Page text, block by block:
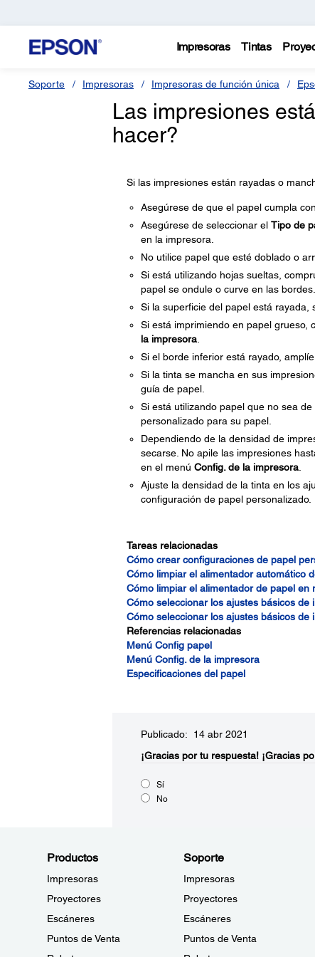
Impresoras Tintas
Soporte Impresoras Impresoras de función única
Las impresiones
hacer?
Si las impresiones están rayadas o
Asegúrese de que el papel cumpla
Asegúrese de seleccionar el Tipo de
en la impresora.
No utilice papel que esté doblado o
Si está utilizando hojas sueltas,
papel se ondule o curve en las
Si la superficie del papel está rayada,
Si está imprimiendo en papel grueso,
la impresora.
Si el borde inferior está rayado,
Si la tinta se mancha en sus
guía de papel.
Si está utilizando papel que no sea
personalizado para su papel.
Dependiendo de la densidad de
secarse. No apile las impresiones
en el menú Config. de la impresora.
Ajuste la densidad de la tinta en los
configuración de papel personalizado.
Tareas relacionadas
Cómo crear configuraciones de papel
Cómo limpiar el alimentador automático
Cómo limpiar el alimentador de papel en
Cómo seleccionar los ajustes básicos de
Cómo seleccionar los ajustes básicos de
Referencias relacionadas
Menú Config papel
Menú Config. de la impresora
Especificaciones del papel
Publicado: 14 abr 2021
¡Gracias por tu respuesta! ¡Gracias
Sí
No
Productos
Impresoras
Proyectores
Escáneres
Puntos de Venta
Soporte
Impresoras
Proyectores
Escáneres
Puntos de Venta